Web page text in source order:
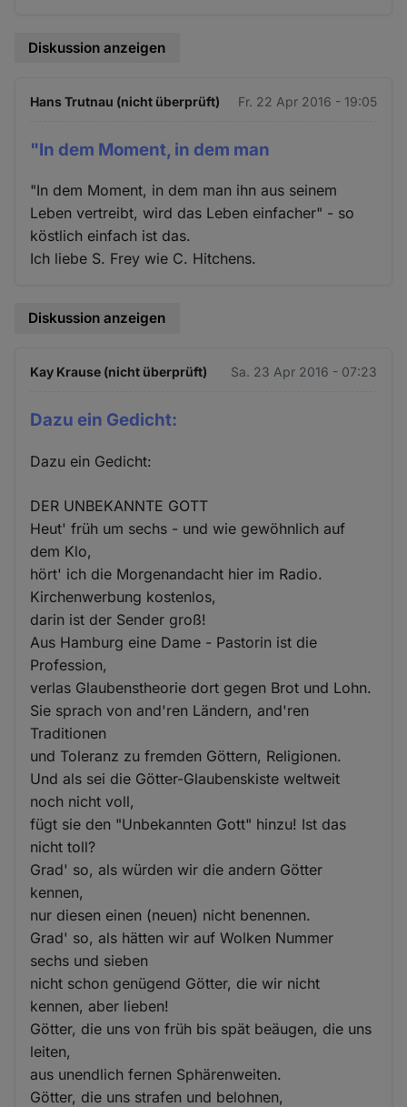
Diskussion anzeigen
Hans Trutnau (nicht überprüft) Fr. 22 Apr 2016 - 19:05
"In dem Moment, in dem man
"In dem Moment, in dem man ihn aus seinem
Leben vertreibt, wird das Leben einfacher" - so
köstlich einfach ist das.
Ich liebe S. Frey wie C. Hitchens.
Diskussion anzeigen
Kay Krause (nicht überprüft) Sa. 23 Apr 2016 - 07:23
Dazu ein Gedicht:
Dazu ein Gedicht:
DER UNBEKANNTE GOTT
Heut' früh um sechs - und wie gewöhnlich auf
dem Klo,
hört' ich die Morgenandacht hier im Radio.
Kirchenwerbung kostenlos,
darin ist der Sender groß!
Aus Hamburg eine Dame - Pastorin ist die
Profession,
verlas Glaubenstheorie dort gegen Brot und Lohn.
Sie sprach von and'ren Ländern, and'ren
Traditionen
und Toleranz zu fremden Göttern, Religionen.
Und als sei die Götter-Glaubenskiste weltweit
noch nicht voll,
fügt sie den "Unbekannten Gott" hinzu! Ist das
nicht toll?
Grad' so, als würden wir die andern Götter
kennen,
nur diesen einen (neuen) nicht benennen.
Grad' so, als hätten wir auf Wolken Nummer
sechs und sieben
nicht schon genügend Götter, die wir nicht
kennen, aber lieben!
Götter, die uns von früh bis spät beäugen, die uns
leiten,
aus unendlich fernen Sphärenweiten.
Götter, die uns strafen und belohnen,